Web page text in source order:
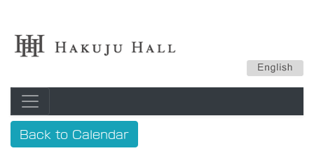
Back to Calendar